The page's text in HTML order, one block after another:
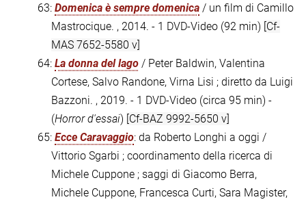
63: Domenica è sempre domenica / un film di Camillo
Mastrocique. , 2014. - 1 DVD-Video (92 min) [Cf-
MAS 7652-5580 v]
64: La donna del lago / Peter Baldwin, Valentina
Cortese, Salvo Randone, Virna Lisi ; diretto da Luigi
Bazzoni. , 2019. - 1 DVD-Video (circa 95 min) -
(Horror d'essai) [Cf-BAZ 9992-5650 v]
65: Ecce Caravaggio: da Roberto Longhi a oggi /
Vittorio Sgarbi ; coordinamento della ricerca di
Michele Cuppone ; saggi di Giacomo Berra,
Michele Cuppone, Francesca Curti, Sara Magister,